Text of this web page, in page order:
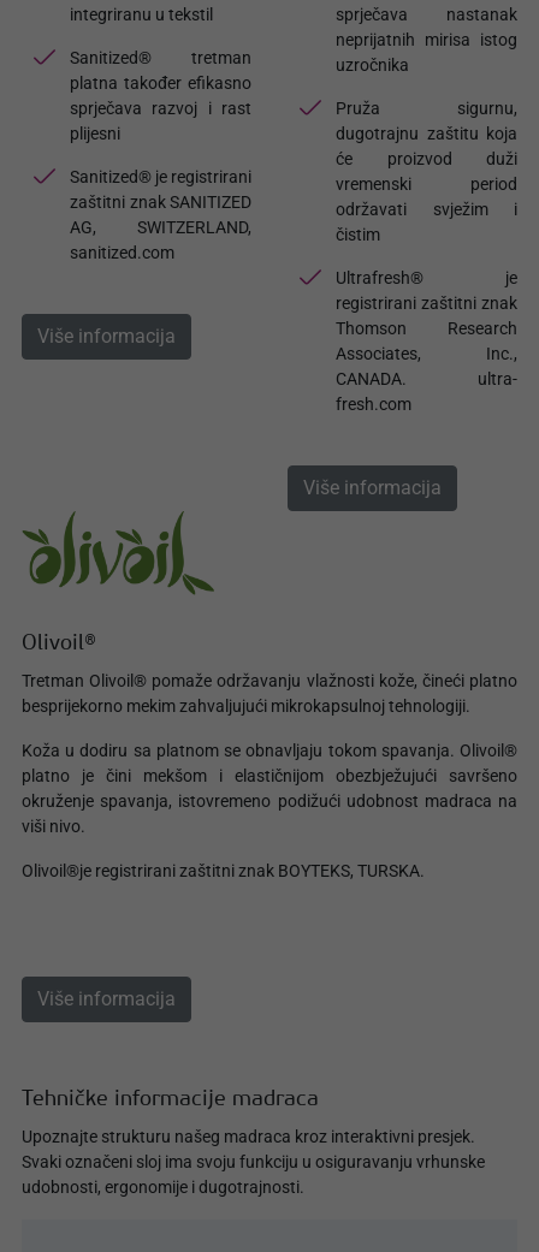
integriranu u tekstil
Sanitized® tretman
platna također efikasno
sprječava razvoj i rast
plijesni
Sanitized® je registrirani
zaštitni znak SANITIZED
AG, SWITZERLAND,
sanitized.com
Više informacija
sprječava nastanak
neprijatnih mirisa istog
uzročnika
Pruža sigurnu,
dugotrajnu zaštitu koja
će proizvod duži
vremenski period
održavati svježim i
čistim
Ultrafresh® je
registrirani zaštitni znak
Thomson Research
Associates, Inc.,
CANADA. ultra-
fresh.com
Više informacija
Olivoil®
Tretman Olivoil® pomaže održavanju vlažnosti kože, čineći platno
besprijekorno mekim zahvaljujući mikrokapsulnoj tehnologiji.
Koža u dodiru sa platnom se obnavljaju tokom spavanja. Olivoil®
platno je čini mekšom i elastičnijom obezbježujući savršeno
okruženje spavanja, istovremeno podižući udobnost madraca na
viši nivo.
Olivoil®je registrirani zaštitni znak BOYTEKS, TURSKA.
Više informacija
Tehničke informacije madraca
Upoznajte strukturu našeg madraca kroz interaktivni presjek.
Svaki označeni sloj ima svoju funkciju u osiguravanju vrhunske
udobnosti, ergonomije i dugotrajnosti.